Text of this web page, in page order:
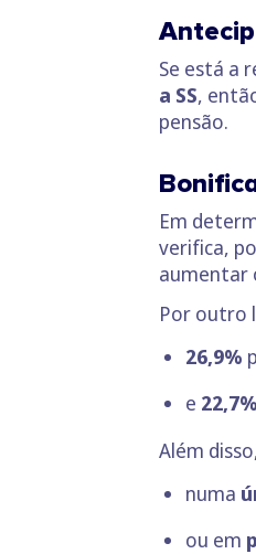
Se está a
a SS,
pensão.
Em
verifica,
aumentar
Por outro
26,9%
e 22,7%
Além
numa
ou em